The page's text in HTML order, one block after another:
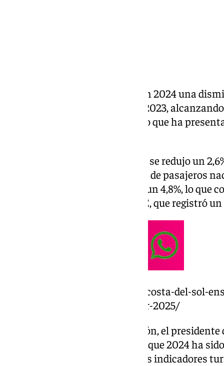
ha registrado en 2024 una
turistas nacionales respecto a 2023,
balance nacional del último año que ha
El impacto económico también se redujo un
de euros. Sin embargo, las cifras de pasajeros
Málaga-Costa del Sol crecieron un 4,8%, lo que
disminución de llegadas en AVE, que registró un
https://www.101tv.es/turismo-costa-del-sol-
trabajadores-del-sector-en-fitur-2025/
A pesar de esta ligera contracción, el
Francisco Salado, ha destacado que 2024 ha
para la Costa del Sol en todos los indicadores